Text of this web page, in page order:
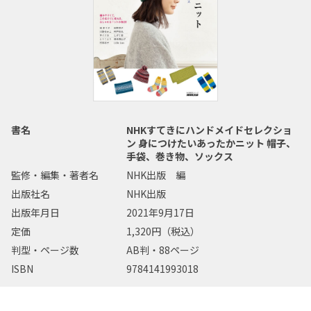
書名
NHKすてきにハンドメイドセレクショ
ン 身につけたいあったかニット 帽子、
手袋、巻き物、ソックス
監修・編集・著者名
NHK出版 編
出版社名
NHK出版
出版年月日
2021年9月17日
定価
1,320円（税込）
判型・ページ数
AB判・88ページ
ISBN
9784141993018